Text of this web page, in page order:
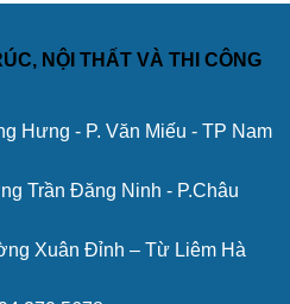
NỘI THẤT VÀ THI CÔNG
Hưng - P. Văn Miếu - TP Nam
Trần Đăng Ninh - P.Châu
Xuân Đỉnh – Từ Liêm Hà